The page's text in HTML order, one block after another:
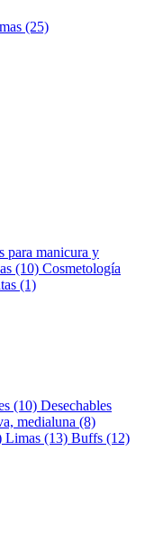
(25)
para manicura y
(10) Cosmetología
(1)
(10) Desechables
medialuna (8)
Limas (13) Buffs (12)